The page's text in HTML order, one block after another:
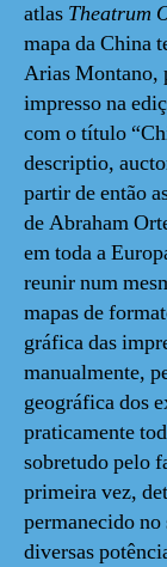
atlas Theatrum
mapa da China
Arias Montano,
impresso na
com o título
descriptio,
partir de então
de Abraham
em toda a
reunir num
mapas de
gráfica das
manualmente,
geográfica dos
praticamente
sobretudo pelo
primeira vez,
permanecido no
diversas